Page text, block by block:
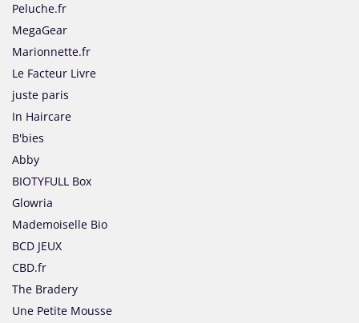
Peluche.fr
MegaGear
Marionnette.fr
Le Facteur Livre
juste paris
In Haircare
B'bies
Abby
BIOTYFULL Box
Glowria
Mademoiselle Bio
BCD JEUX
CBD.fr
The Bradery
Une Petite Mousse